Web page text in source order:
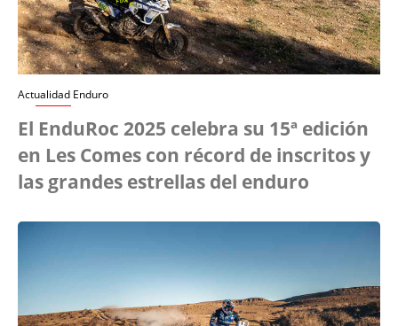
Actualidad Enduro
El EnduRoc 2025 celebra su 15ª edición
en Les Comes con récord de inscritos y
las grandes estrellas del enduro